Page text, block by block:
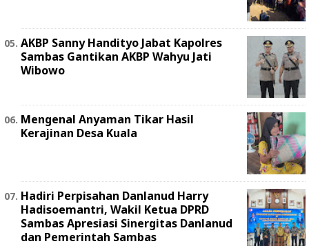
AKBP Sanny Handityo Jabat Kapolres
Sambas Gantikan AKBP Wahyu Jati
Wibowo
Mengenal Anyaman Tikar Hasil
Kerajinan Desa Kuala
Hadiri Perpisahan Danlanud Harry
Hadisoemantri, Wakil Ketua DPRD
Sambas Apresiasi Sinergitas Danlanud
dan Pemerintah Sambas